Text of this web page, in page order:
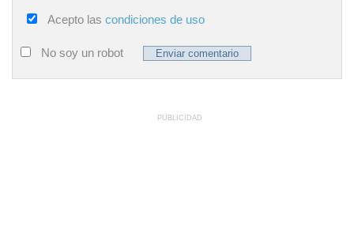
Acepto las condiciones de uso
No soy un robot
PUBLICIDAD